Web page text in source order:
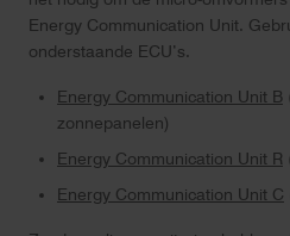
Energy Communication Unit.
onderstaande ECU’s.
Energy Communication Unit B
zonnepanelen)
Energy Communication Unit R
Energy Communication Unit C